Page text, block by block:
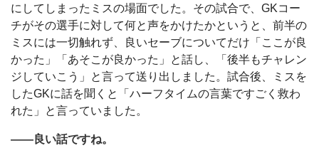
にしてしまったミスの場面でした。その試合で、GKコー
チがその選手に対して何と声をかけたかというと、前半の
ミスには一切触れず、良いセーブについてだけ「ここが良
かった」「あそこが良かった」と話し、「後半もチャレン
ジしていこう」と言って送り出しました。試合後、ミスを
したGKに話を聞くと「ハーフタイムの言葉ですごく救わ
れた」と言っていました。
――良い話ですね。